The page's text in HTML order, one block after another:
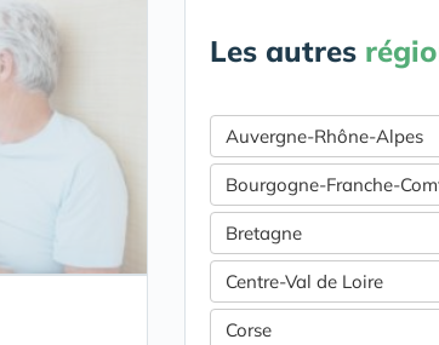
Les autres
Auvergne-Rhône-Alpes
Bourgogne-Franche-
Bretagne
Centre-Val de Loire
Corse